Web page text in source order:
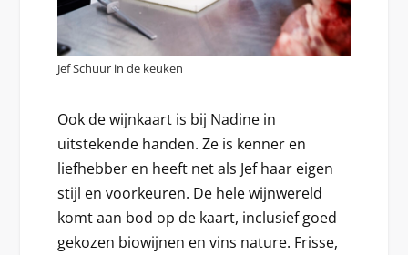
Jef Schuur in de keuken
Ook de wijnkaart is bij Nadine in
uitstekende handen. Ze is kenner en
liefhebber en heeft net als Jef haar eigen
stijl en voorkeuren. De hele wijnwereld
komt aan bod op de kaart, inclusief goed
gekozen biowijnen en vins nature. Frisse,